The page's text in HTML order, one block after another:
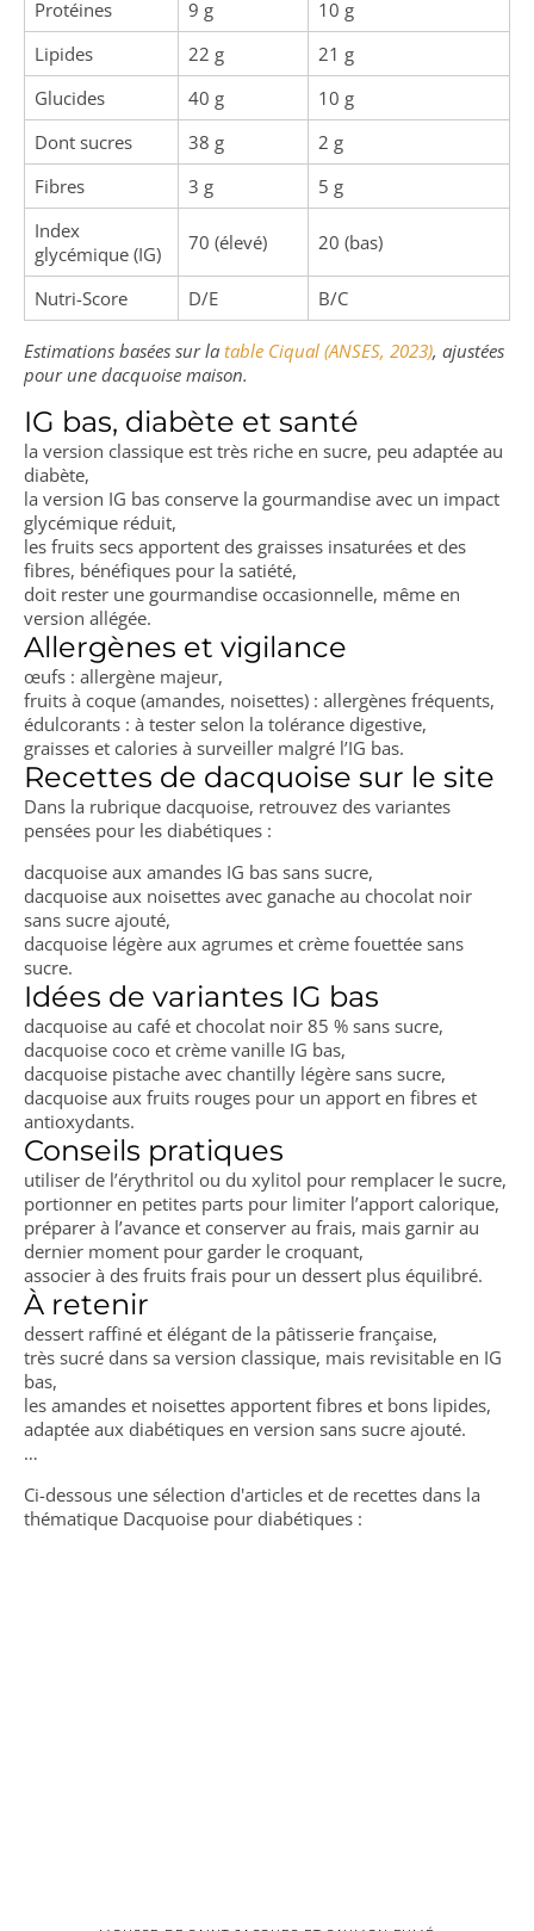
Protéines
9 g
10 g
Lipides
22 g
21 g
Glucides
40 g
10 g
Dont sucres
38 g
2 g
Fibres
3 g
5 g
Index
glycémique (IG)
70 (élevé) 20 (bas)
Nutri-Score D/E B/C
Estimations basées sur la table Ciqual (ANSES, 2023), ajustées
pour une dacquoise maison.
IG bas, diabète et santé
la version classique est très riche en sucre, peu adaptée au
diabète,
la version IG bas conserve la gourmandise avec un impact
glycémique réduit,
les fruits secs apportent des graisses insaturées et des
fibres, bénéfiques pour la satiété,
doit rester une gourmandise occasionnelle, même en
version allégée.
Allergènes et vigilance
œufs : allergène majeur,
fruits à coque (amandes, noisettes) : allergènes fréquents,
édulcorants : à tester selon la tolérance digestive,
graisses et calories à surveiller malgré l’IG bas.
Recettes de dacquoise sur le site
Dans la rubrique dacquoise, retrouvez des variantes
pensées pour les diabétiques :
dacquoise aux amandes IG bas sans sucre,
dacquoise aux noisettes avec ganache au chocolat noir
sans sucre ajouté,
dacquoise légère aux agrumes et crème fouettée sans
sucre.
Idées de variantes IG bas
dacquoise au café et chocolat noir 85 % sans sucre,
dacquoise coco et crème vanille IG bas,
dacquoise pistache avec chantilly légère sans sucre,
dacquoise aux fruits rouges pour un apport en fibres et
antioxydants.
Conseils pratiques
utiliser de l’érythritol ou du xylitol pour remplacer le sucre,
portionner en petites parts pour limiter l’apport calorique,
préparer à l’avance et conserver au frais, mais garnir au
dernier moment pour garder le croquant,
associer à des fruits frais pour un dessert plus équilibré.
À retenir
dessert raffiné et élégant de la pâtisserie française,
très sucré dans sa version classique, mais revisitable en IG
bas,
les amandes et noisettes apportent fibres et bons lipides,
adaptée aux diabétiques en version sans sucre ajouté.
…
Ci-dessous une sélection d'articles et de recettes dans la
thématique Dacquoise pour diabétiques :